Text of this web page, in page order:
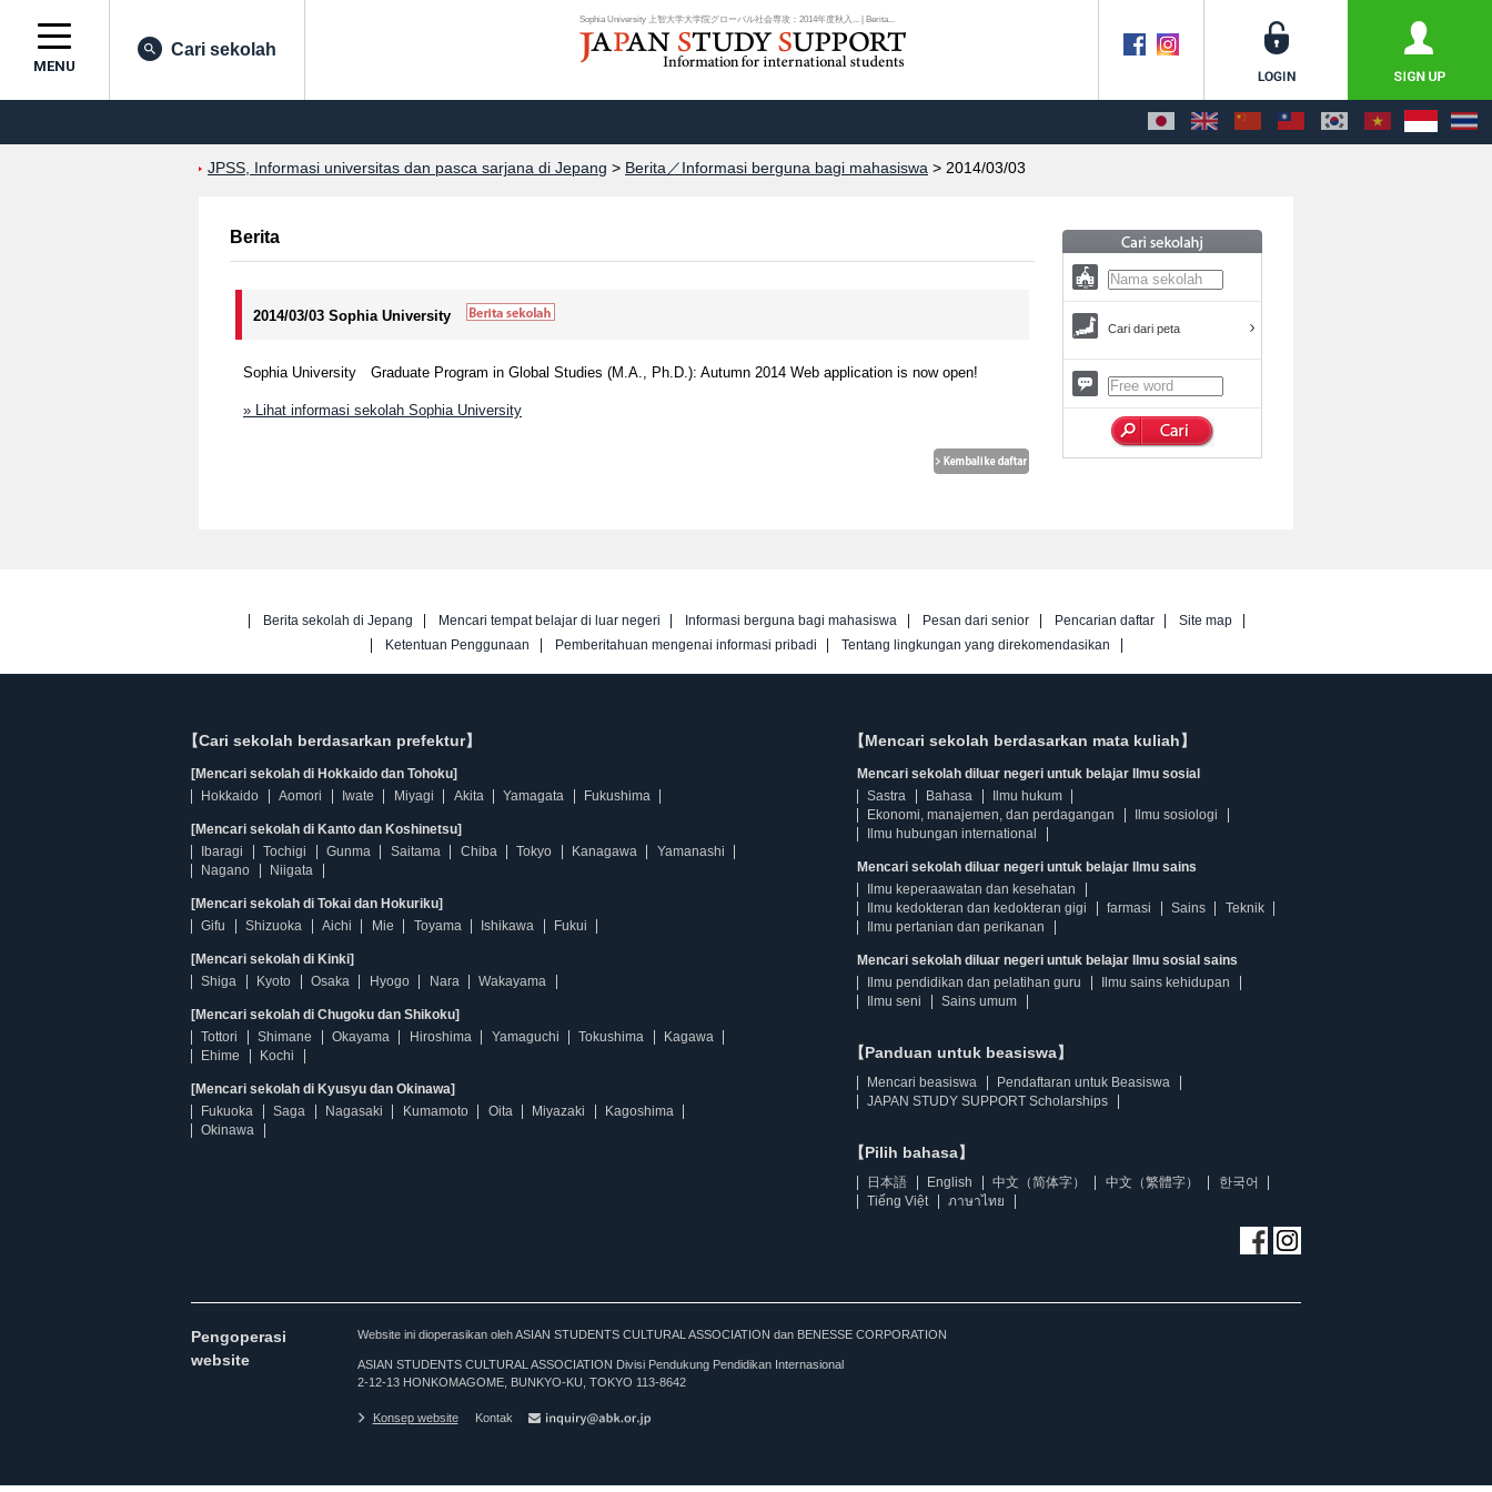
Sophia University 上智大学大学院グローバル社会専攻：2014年度秋入... | Berita...
MENU
Cari sekolah
JPSS, Informasi universitas dan pasca sarjana di Jepang > Berita／Informasi berguna bagi mahasiswa > 2014/03/03
Berita
2014/03/03 Sophia University
Sophia University Graduate Program in Global Studies (M.A., Ph.D.): Autumn 2014 Web application is now open!
» Lihat informasi sekolah Sophia University
Cari dari peta
Berita sekolah di Jepang Mencari tempat belajar di luar negeri Informasi berguna bagi mahasiswa Pesan dari senior Pencarian daftar
Site map
Ketentuan Penggunaan
Pemberitahuan mengenai informasi pribadi Tentang lingkungan yang direkomendasikan
【Cari sekolah berdasarkan prefektur】
[Mencari sekolah di Hokkaido dan Tohoku]
Hokkaido
Aomori Iwate Miyagi Akita Yamagata Fukushima
[Mencari sekolah di Kanto dan Koshinetsu]
Ibaragi
Tochigi Gunma Saitama Chiba Tokyo Kanagawa
Yamanashi
Nagano
Niigata
[Mencari sekolah di Tokai dan Hokuriku]
Gifu
Shizuoka Aichi Mie Toyama Ishikawa Fukui
[Mencari sekolah di Kinki]
Shiga
Kyoto Osaka Hyogo Nara Wakayama
[Mencari sekolah di Chugoku dan Shikoku]
Tottori
Shimane Okayama Hiroshima Yamaguchi Tokushima
Kagawa
Ehime
Kochi
[Mencari sekolah di Kyusyu dan Okinawa]
Fukuoka
Saga Nagasaki Kumamoto Oita Miyazaki
Kagoshima
Okinawa
【Mencari sekolah berdasarkan mata kuliah】
Mencari sekolah diluar negeri untuk belajar Ilmu sosial
Sastra
Bahasa
Ilmu hukum
Ekonomi, manajemen, dan perdagangan
Ilmu sosiologi
Ilmu hubungan international
Mencari sekolah diluar negeri untuk belajar Ilmu sains
Ilmu keperaawatan dan kesehatan
Ilmu kedokteran dan kedokteran gigi
farmasi Sains
Teknik
Ilmu pertanian dan perikanan
Mencari sekolah diluar negeri untuk belajar Ilmu sosial sains
Ilmu pendidikan dan pelatihan guru
Ilmu sains kehidupan
Ilmu seni
Sains umum
【Panduan untuk beasiswa】
Mencari beasiswa
Pendaftaran untuk Beasiswa
JAPAN STUDY SUPPORT Scholarships
【Pilih bahasa】
日本語 English 中文（简体字） 中文（繁體字）
한국어
Tiếng Việt
ภาษาไทย
Pengoperasi
website
Website ini dioperasikan oleh ASIAN STUDENTS CULTURAL ASSOCIATION dan BENESSE CORPORATION
ASIAN STUDENTS CULTURAL ASSOCIATION Divisi Pendukung Pendidikan Internasional
2-12-13 HONKOMAGOME, BUNKYO-KU, TOKYO 113-8642
Konsep website Kontak